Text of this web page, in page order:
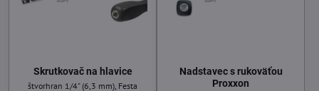
Skrutkovač na hlavice
štvorhran 1/4" (6,3 mm), Festa
Nadstavec s rukoväťou
Proxxon